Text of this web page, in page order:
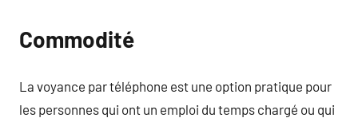
Commodité
La voyance par téléphone est une option pratique pour
les personnes qui ont un emploi du temps chargé ou qui